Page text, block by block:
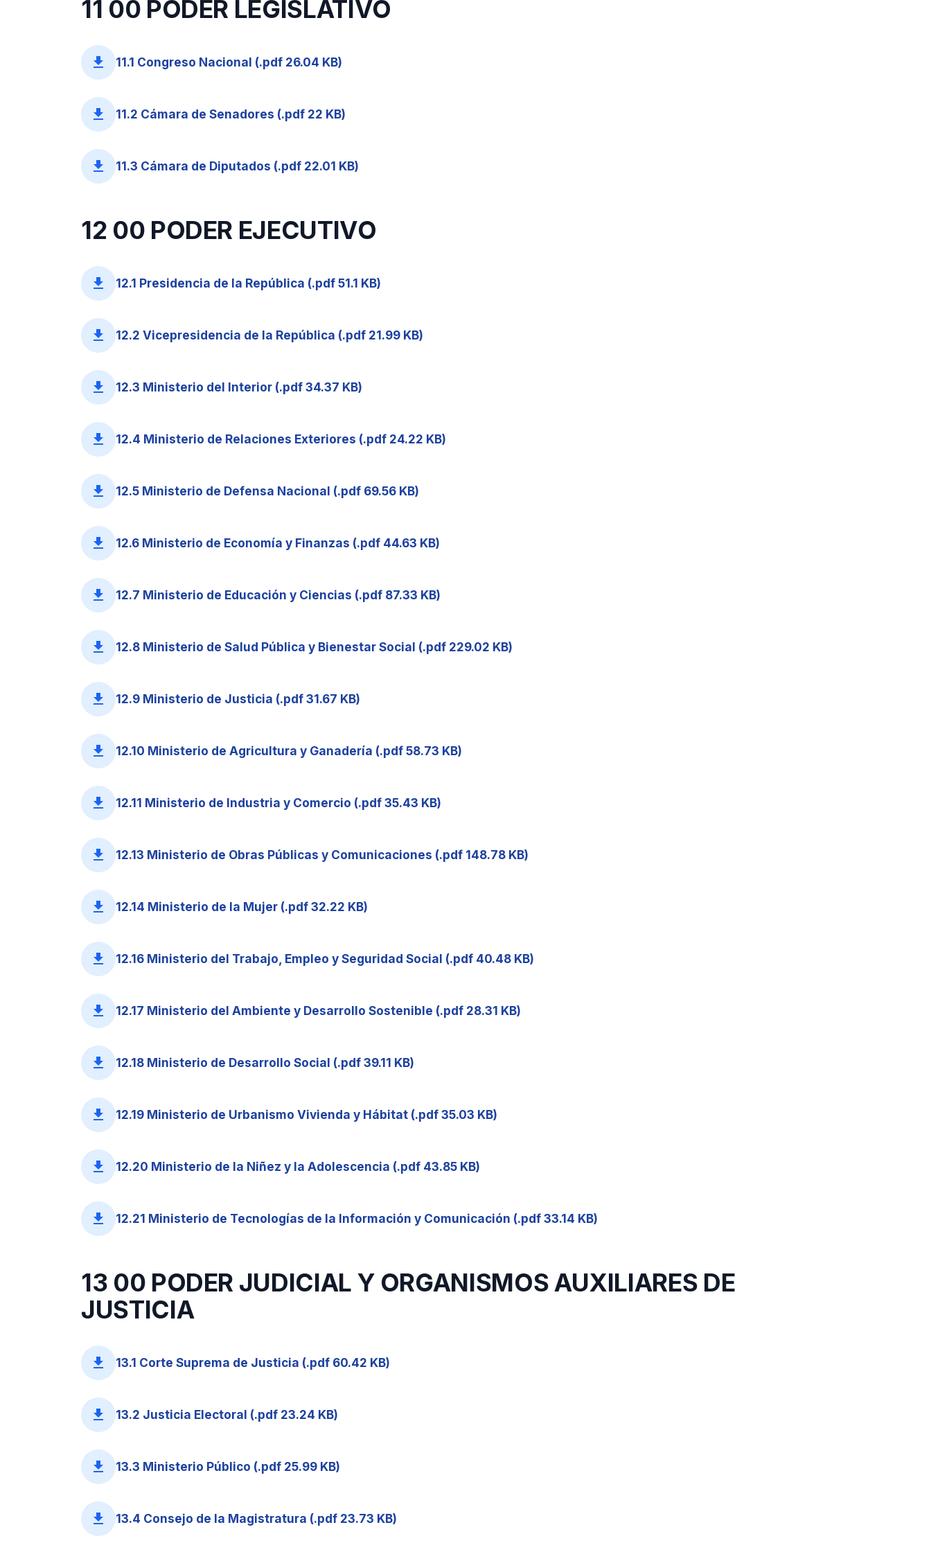
11 00 PODER LEGISLATIVO
file_download 11.1 Congreso Nacional (.pdf 26.04 KB)
file_download 11.2 Cámara de Senadores (.pdf 22 KB)
file_download 11.3 Cámara de Diputados (.pdf 22.01 KB)
12 00 PODER EJECUTIVO
file_download 12.1 Presidencia de la República (.pdf 51.1 KB)
file_download 12.2 Vicepresidencia de la República (.pdf 21.99 KB)
file_download 12.3 Ministerio del Interior (.pdf 34.37 KB)
file_download 12.4 Ministerio de Relaciones Exteriores (.pdf 24.22 KB)
file_download 12.5 Ministerio de Defensa Nacional (.pdf 69.56 KB)
file_download 12.6 Ministerio de Economía y Finanzas (.pdf 44.63 KB)
file_download 12.7 Ministerio de Educación y Ciencias (.pdf 87.33 KB)
file_download 12.8 Ministerio de Salud Pública y Bienestar Social (.pdf 229.02 KB)
file_download 12.9 Ministerio de Justicia (.pdf 31.67 KB)
file_download 12.10 Ministerio de Agricultura y Ganadería (.pdf 58.73 KB)
file_download 12.11 Ministerio de Industria y Comercio (.pdf 35.43 KB)
file_download 12.13 Ministerio de Obras Públicas y Comunicaciones (.pdf 148.78 KB)
file_download 12.14 Ministerio de la Mujer (.pdf 32.22 KB)
file_download 12.16 Ministerio del Trabajo, Empleo y Seguridad Social (.pdf 40.48 KB)
file_download 12.17 Ministerio del Ambiente y Desarrollo Sostenible (.pdf 28.31 KB)
file_download 12.18 Ministerio de Desarrollo Social (.pdf 39.11 KB)
file_download 12.19 Ministerio de Urbanismo Vivienda y Hábitat (.pdf 35.03 KB)
file_download 12.20 Ministerio de la Niñez y la Adolescencia (.pdf 43.85 KB)
file_download 12.21 Ministerio de Tecnologías de la Información y Comunicación (.pdf 33.14 KB)
13 00 PODER JUDICIAL Y ORGANISMOS AUXILIARES DE
JUSTICIA
file_download 13.1 Corte Suprema de Justicia (.pdf 60.42 KB)
file_download 13.2 Justicia Electoral (.pdf 23.24 KB)
file_download 13.3 Ministerio Público (.pdf 25.99 KB)
file_download 13.4 Consejo de la Magistratura (.pdf 23.73 KB)